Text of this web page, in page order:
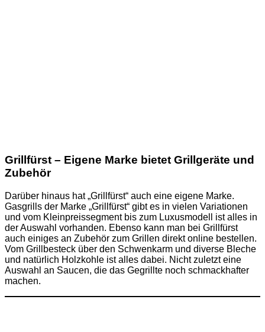
Grillfürst – Eigene Marke bietet Grillgeräte und
Zubehör
Darüber hinaus hat „Grillfürst“ auch eine eigene Marke.
Gasgrills der Marke „Grillfürst“ gibt es in vielen Variationen
und vom Kleinpreissegment bis zum Luxusmodell ist alles in
der Auswahl vorhanden. Ebenso kann man bei Grillfürst
auch einiges an Zubehör zum Grillen direkt online bestellen.
Vom Grillbesteck über den Schwenkarm und diverse Bleche
und natürlich Holzkohle ist alles dabei. Nicht zuletzt eine
Auswahl an Saucen, die das Gegrillte noch schmackhafter
machen.